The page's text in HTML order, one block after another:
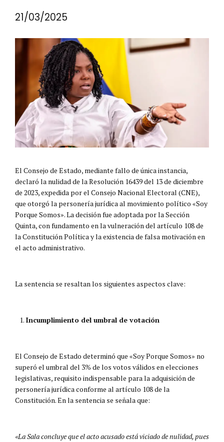
21/03/2025
El Consejo de Estado, mediante fallo de única instancia,
declaró la nulidad de la Resolución 16439 del 13 de diciembre
de 2023, expedida por el Consejo Nacional Electoral (CNE),
que otorgó la personería jurídica al movimiento político «Soy
Porque Somos». La decisión fue adoptada por la Sección
Quinta, con fundamento en la vulneración del artículo 108 de
la Constitución Política y la existencia de falsa motivación en
el acto administrativo.
La sentencia se resaltan los siguientes aspectos clave:
Incumplimiento del umbral de votación
El Consejo de Estado determinó que «Soy Porque Somos» no
superó el umbral del 3% de los votos válidos en elecciones
legislativas, requisito indispensable para la adquisición de
personería jurídica conforme al artículo 108 de la
Constitución. En la sentencia se señala que:
«La Sala concluye que el acto acusado está viciado de nulidad, pues